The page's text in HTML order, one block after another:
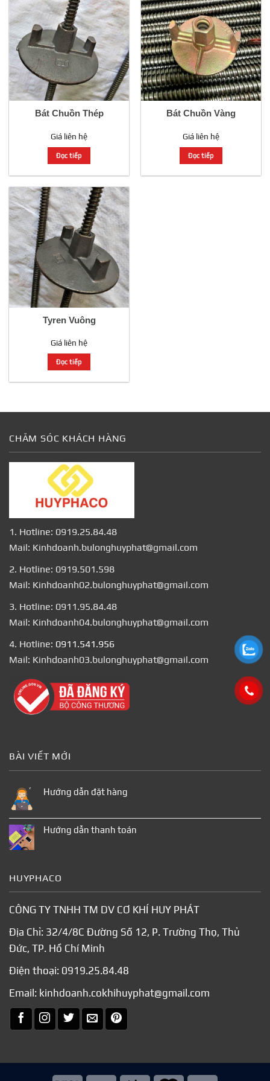
Bát Chuồn Thép
Giá liên hệ
Đọc tiếp
Bát Chuồn Vàng
Giá liên hệ
Đọc tiếp
Tyren Vuông
Giá liên hệ
Đọc tiếp
CHĂM SÓC KHÁCH HÀNG
1. Hotline: 0919.25.84.48
Mail: Kinhdoanh.bulonghuyphat@gmail.com
2. Hotline: 0919.501.598
Mail: Kinhdoanh02.bulonghuyphat@gmail.com
3. Hotline: 0911.95.84.48
Mail: Kinhdoanh04.bulonghuyphat@gmail.com
4. Hotline: 0911.541.956
Mail: Kinhdoanh03.bulonghuyphat@gmail.com
BÀI VIẾT MỚI
Hướng dẫn đặt hàng
Hướng dẫn thanh toán
HUYPHACO
CÔNG TY TNHH TM DV CƠ KHÍ HUY PHÁT
Địa Chỉ: 32/4/8C Đường Số 12, P. Trường Thọ, Thủ
Đức, TP. Hồ Chí Minh
Điện thoại: 0919.25.84.48
Email: kinhdoanh.cokhihuyphat@gmail.com